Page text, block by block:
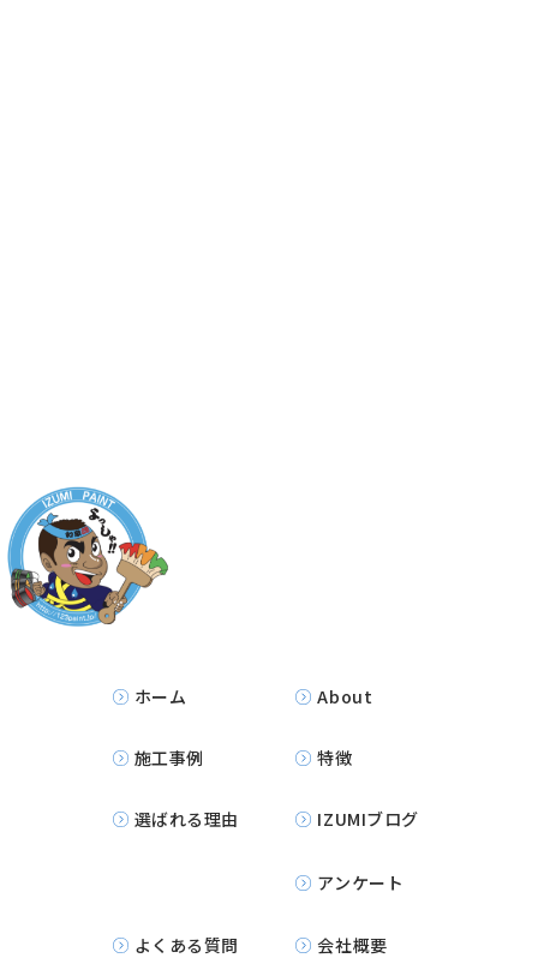
ホーム About
施工事例 特徴
選ばれる理由 IZUMIブログ
アンケート
よくある質問 会社概要